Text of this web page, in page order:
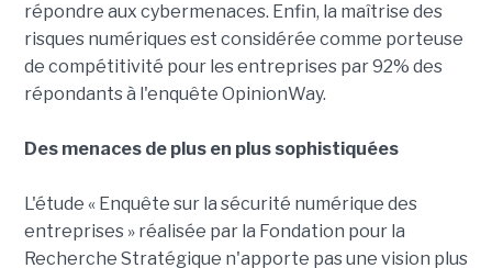
répondre aux cybermenaces. Enfin, la maîtrise des
risques numériques est considérée comme porteuse
de compétitivité pour les entreprises par 92% des
répondants à l'enquête OpinionWay.
Des menaces de plus en plus sophistiquées
L'étude « Enquête sur la sécurité numérique des
entreprises » réalisée par la Fondation pour la
Recherche Stratégique n'apporte pas une vision plus